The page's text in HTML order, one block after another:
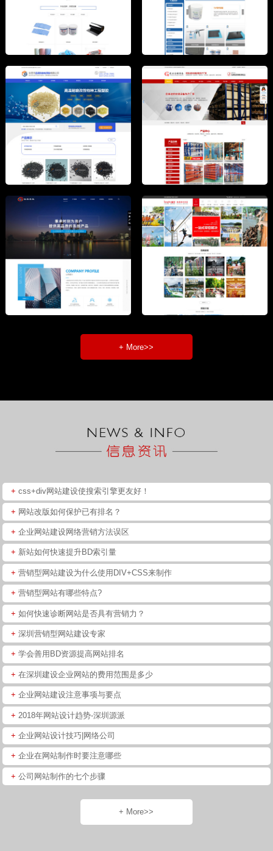
+ More>>
+ css+div网站建设使搜索引擎更友好！
+ 网站改版如何保护已有排名？
+ 企业网站建设网络营销方法误区
+ 新站如何快速提升BD索引量
+ 营销型网站建设为什么使用DIV+CSS来制作
+ 营销型网站有哪些特点?
+ 如何快速诊断网站是否具有营销力？
+ 深圳营销型网站建设专家
+ 学会善用BD资源提高网站排名
+ 在深圳建设企业网站的费用范围是多少
+ 企业网站建设注意事项与要点
+ 2018年网站设计趋势-深圳源派
+ 企业网站设计技巧|网络公司
+ 企业在网站制作时要注意哪些
+ 公司网站制作的七个步骤
+ More>>